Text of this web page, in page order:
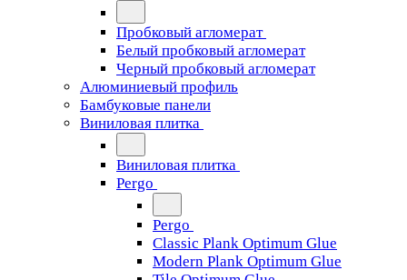
Пробковый агломерат
Белый пробковый агломерат
Черный пробковый агломерат
Алюминиевый профиль
Бамбуковые панели
Виниловая плитка
Виниловая плитка
Pergo
Pergo
Classic Plank Optimum Glue
Modern Plank Optimum Glue